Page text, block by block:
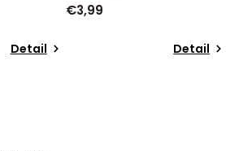
Detail
€3,99
Detail